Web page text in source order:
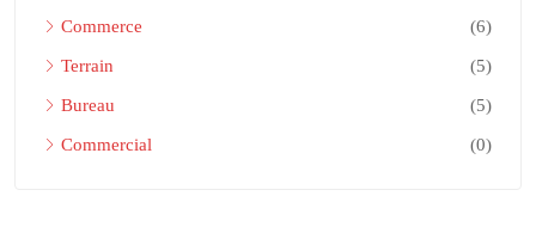
Commerce (6)
Terrain (5)
Bureau (5)
Commercial (0)